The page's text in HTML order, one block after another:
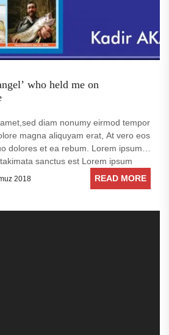
who held me on
diam nonumy eirmod tempor
aliquyam erat, At vero eos
et ea rebum. Lorem ipsum
sanctus est Lorem ipsum dolor sit amet. sed diam voluptua.
2018 READ MORE